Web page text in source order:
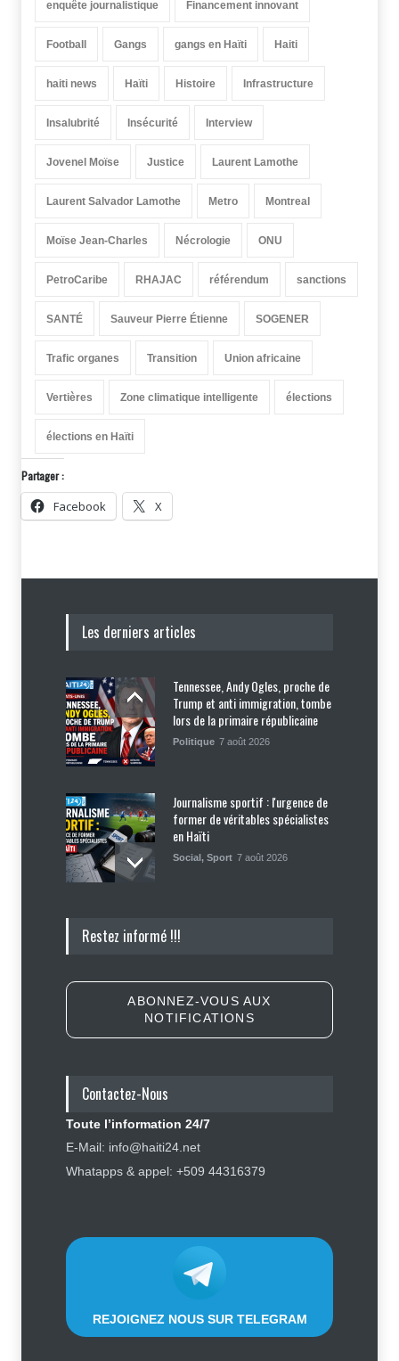
enquête journalistique Financement innovant
Football Gangs gangs en Haïti Haiti
haiti news Haïti Histoire Infrastructure
Insalubrité Insécurité Interview
Jovenel Moïse Justice Laurent Lamothe
Laurent Salvador Lamothe Metro Montreal
Moïse Jean-Charles Nécrologie ONU
PetroCaribe RHAJAC référendum sanctions
SANTÉ Sauveur Pierre Étienne SOGENER
Trafic organes Transition Union africaine
Vertières Zone climatique intelligente élections
élections en Haïti
Partager :
Facebook X
Les derniers articles
Tennessee, Andy Ogles, proche de
Trump et anti immigration, tombe
lors de la primaire républicaine
Politique 7 août 2026
Journalisme sportif : l'urgence de
former de véritables spécialistes
en Haïti
Social, Sport 7 août 2026
internes profitent-elles aux gangs
Affaire Jovenel Moïse : peur
Insécurité : Ecclésiaste Télémaque
libéré, James Boyard et sa fille
Restez informé !!!
ABONNEZ-VOUS AUX
NOTIFICATIONS
Contactez-Nous
Toute l’information 24/7
E-Mail: info@haiti24.net
Whatapps & appel: +509 44316379
REJOIGNEZ NOUS SUR TELEGRAM